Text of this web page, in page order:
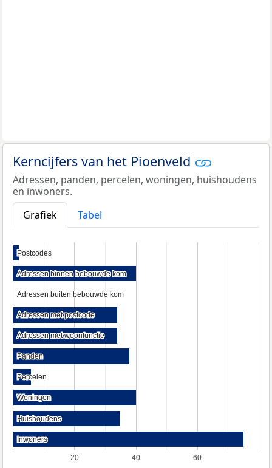
Kerncijfers van het Pioenveld
Adressen, panden, percelen, woningen, huishoudens
en inwoners.
Grafiek
Tabel
20 40 60
Postcodes
Postcodes
Adressen binnen bebouwde kom
Adressen binnen bebouwde kom
Adressen buiten bebouwde kom
Adressen buiten bebouwde kom
Adressen met postcode
Adressen met postcode
Adressen met woonfunctie
Adressen met woonfunctie
Panden
Panden
Percelen
Percelen
Woningen
Woningen
Huishoudens
Huishoudens
Inwoners
Inwoners